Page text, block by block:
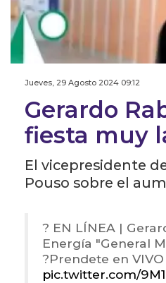
Jueves, 29 Agosto 2024 09:12
Gerardo
fiesta muy
El vicepresidente
Pouso sobre el
? EN LÍNEA |
Energía "General
?Prendete en
pic.twitter.com/